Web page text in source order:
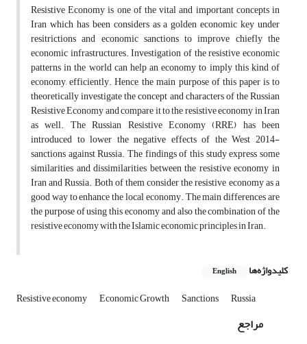
Resistive Economy is one of the vital and important concepts in
Iran which has been considers as a golden economic key under
resitrictions and economic sanctions to improve chiefly the
economic infrastructures. Investigation of the resistive economic
patterns in the world can help an economy to imply this kind of
economy, efficiently. Hence, the main purpose of this paper is to
theoretically investigate the concept and characters of the Russian
Resistive Economy and compare it to the resistive economy in Iran
as well. The Russian Resistive Economy (RRE) has been
introduced to lower the negative effects of the West 2014-
sanctions against Russia. The findings of this study express some
similarities and dissimilarities between the resistive economy in
Iran and Russia. Both of them consider the resistive economy as a
good way to enhance the local economy. The main differences are
the purpose of using this economy and also the combination of the
resistive economy with the Islamic economic principles in Iran.
کلیدواژه‌ها English
Resistive economy Economic Growth Sanctions Russia
مراجع